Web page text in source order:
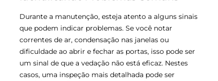
Durante a manutenção, esteja atento a alguns sinais
que podem indicar problemas. Se você notar
correntes de ar, condensação nas janelas ou
dificuldade ao abrir e fechar as portas, isso pode ser
um sinal de que a vedação não está eficaz. Nestes
casos, uma inspeção mais detalhada pode ser